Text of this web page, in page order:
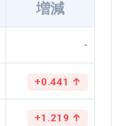
増減
-
+0.441 ↑
+1.219 ↑